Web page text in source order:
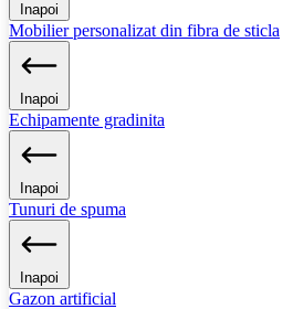
Inapoi
Mobilier personalizat din fibra de sticla
Inapoi
Echipamente gradinita
Inapoi
Tunuri de spuma
Inapoi
Gazon artificial